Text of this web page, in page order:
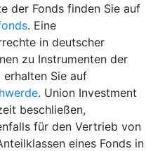
der Fonds finden Sie auf
. Eine
in deutscher
zu Instrumenten der
Sie auf
. Union Investment
beschließen,
für den Vertrieb von
eines Fonds in